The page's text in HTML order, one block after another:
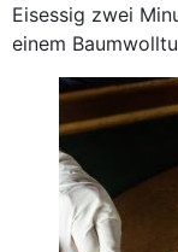
Eisessig zwei
einem